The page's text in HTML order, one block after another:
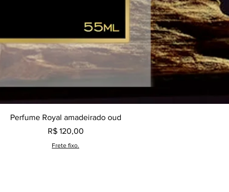
Visualização rápida
Perfume Royal amadeirado oud
Preço
R$ 120,00
Frete fixo.